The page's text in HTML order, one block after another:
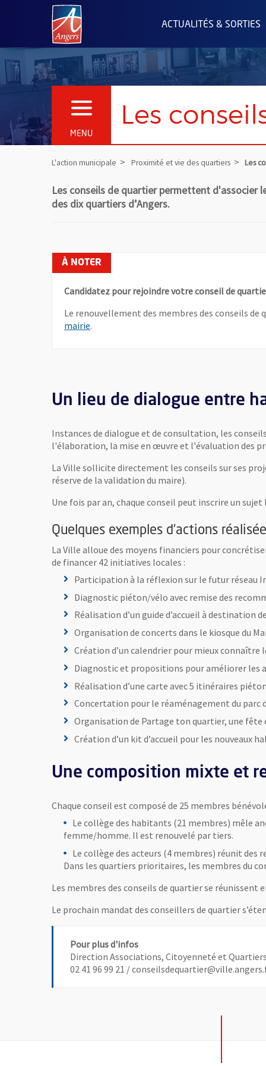
Angers.fr : Retour à l'accueil
ACTUALITÉS & SORTIES
MENU
OUVRIR LE MENU Les
L'action municipale Proximité et vie des quartiers Les
Les conseils de quartier permettent d'associer
des dix quartiers d’Angers.
Candidatez pour rejoindre votre conseil de
Le renouvellement des membres des conseils de
mairie.
Un lieu de dialogue entre
Instances de dialogue et de consultation, les
l'élaboration, la mise en œuvre et l'évaluation des
La Ville sollicite directement les conseils sur ses
réserve de la validation du maire).
Une fois par an, chaque conseil peut inscrire un
Quelques exemples d’actions
La Ville alloue des moyens financiers pour
de financer 42 initiatives locales :
Participation à la réflexion sur le futur réseau
Diagnostic piéton/vélo avec remise des
Réalisation d’un guide d’accueil à
Organisation de concerts dans le kiosque du
Création d’un calendrier pour mieux
Diagnostic et propositions pour améliorer les
Réalisation d’une carte avec 5 itinéraires
Concertation pour le réaménagement du parc
Organisation de Partage ton quartier, une
Création d’un kit d’accueil pour les nouveaux
Une composition mixte et
Chaque conseil est composé de 25 membres
Le collège des habitants (21 membres) mêle
femme/homme. Il est renouvelé par tiers.
Le collège des acteurs (4 membres) réunit
Dans les quartiers prioritaires, les membres du
Les membres des conseils de quartier se
Le prochain mandat des conseillers de quartier
Pour plus d'infos
Direction Associations, Citoyenneté et Quartiers
02 41 96 99 21 /